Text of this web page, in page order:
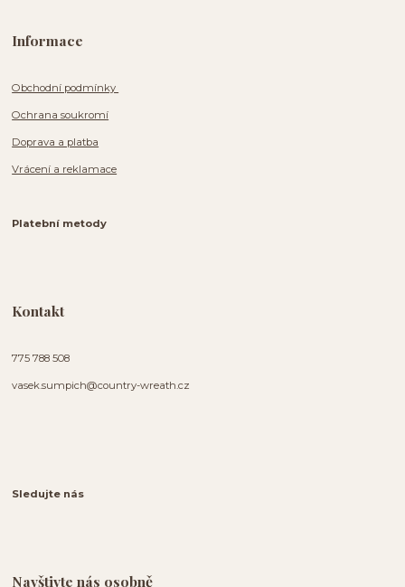
Informace
Obchodní podmínky
Ochrana soukromí
Doprava a platba
Vrácení a reklamace
Platební metody
Kontakt
775 788 508
vasek.sumpich@country-wreath.cz
Sledujte nás
Navštivte nás osobně